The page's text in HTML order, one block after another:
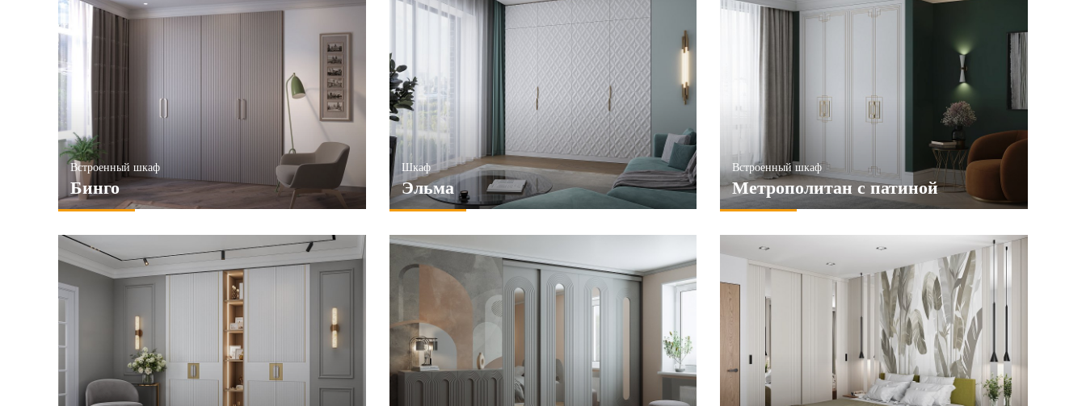
Неоклассика
Модерн
Современный
Минимализм
ПРИМЕНИТЬ
3х створчатые
6и створчатые
ЛДСП
Шпон
Зеркала
Пескоструй
ПРИМЕНИТЬ
Для вещей
Для книг
ПРИМЕНИТЬ
Встроенный шкаф
Бинго
Шкаф
Эльма
Встроенный шкаф
Метрополитан с патиной